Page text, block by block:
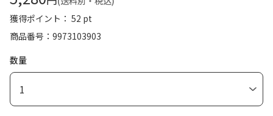
獲得ポイント： 52 pt
商品番号
9973103903
数量
1